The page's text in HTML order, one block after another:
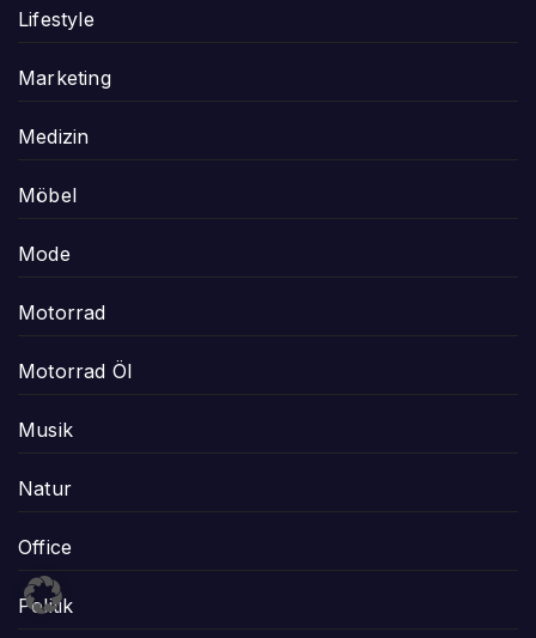
Lifestyle
Marketing
Medizin
Möbel
Mode
Motorrad
Motorrad Öl
Musik
Natur
Office
Politik